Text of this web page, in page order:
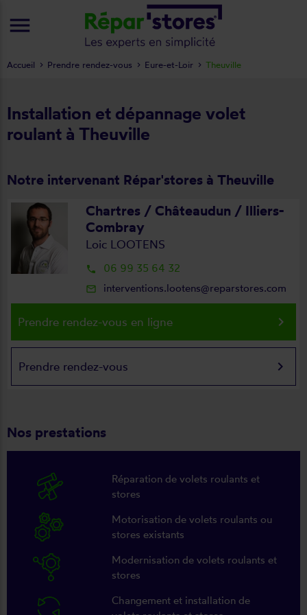
Installation et dépannage volet
roulant à Theuville
Notre intervenant Répar'stores à Theuville
Chartres / Châteaudun / Illiers-
Combray
Loic LOOTENS
local_phone 06 99 35 64 32
mail_outline interventions.lootens@reparstores.com
Prendre rendez-vous en ligne keyboard_arrow_right
Prendre rendez-vous keyboard_arrow_right
Nos prestations
Réparation de volets roulants et
stores
Motorisation de volets roulants ou
stores existants
Modernisation de volets roulants et
stores
Changement et installation de
Accueil Prendre rendez-vous Eure-et-Loir Theuville
menu